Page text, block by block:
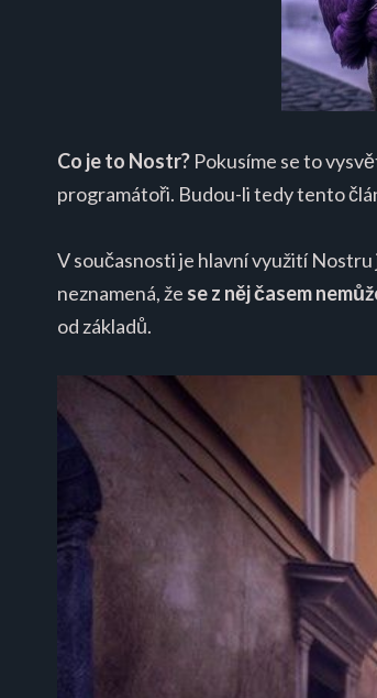
Co je to Nostr? Pokusíme se to
programátoři. Budou-li tedy tento
V současnosti je hlavní využití Nostru
neznamená, že se z něj časem
od základů.